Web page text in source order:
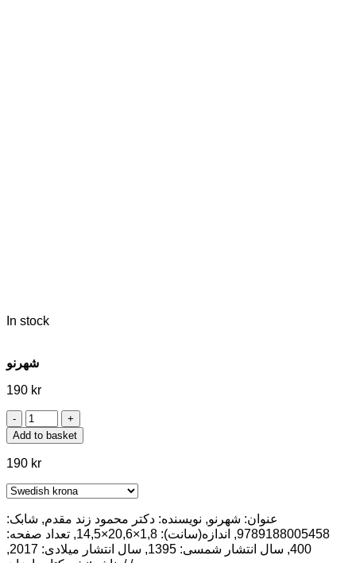
In stock
شهرنو
190 kr
شهرنو
quantity
Add to basket
190 kr
عنوان: شهرنو, نویسنده: دکتر محمود زند مقدم, شابک:
9789188005458, اندازه(سانت): 1,8×20,6×14,5, تعداد صفحه:
400, سال انتشار شمسی: 1395, سال انتشار میلادی: 2017,